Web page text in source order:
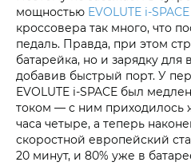
мощностью EVOLUTE i‑SPACE
кроссовера так много, что
педаль. Правда, при этом
батарейка, но и зарядку
добавив быстрый порт. У
EVOLUTE i‑SPACE был
током — с ним приходилось
часа четыре, а теперь
скоростной европейский
20 минут, и 80% уже в